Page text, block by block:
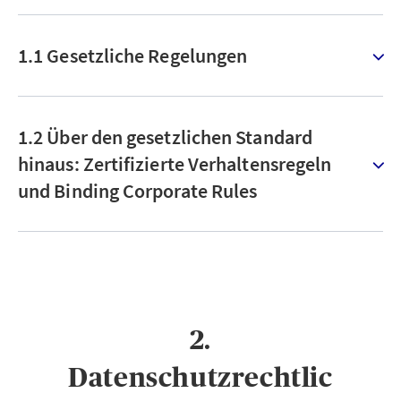
1.1 Gesetzliche Regelungen
1.2 Über den gesetzlichen Standard
hinaus: Zertifizierte Verhaltensregeln
und Binding Corporate Rules
2.
Datenschutzrechtlic